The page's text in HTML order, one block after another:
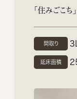
「住みごこ
間取り
延床面積